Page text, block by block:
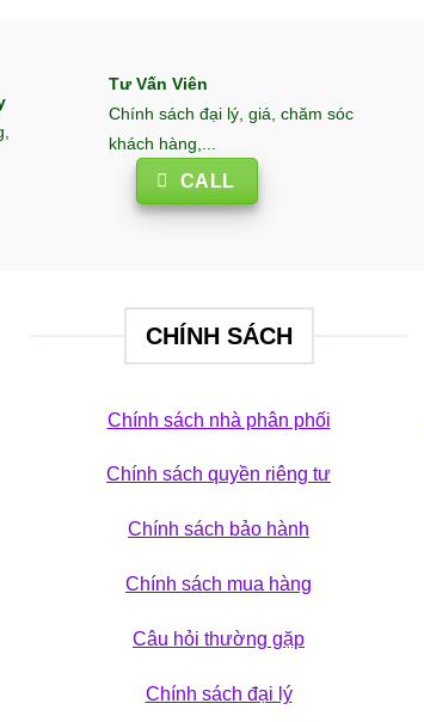
Tư Vấn Viên
Chính sách đại lý, giá, chăm sóc
khách hàng,...
CALL
CHÍNH SÁCH
Chính sách nhà phân phối
Chính sách quyền riêng tư
Chính sách bảo hành
Chính sách mua hàng
Câu hỏi thường gặp
Chính sách đại lý